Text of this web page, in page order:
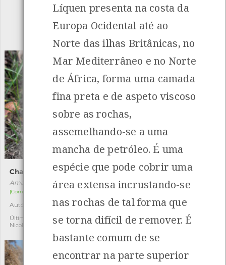
Espécies 4839 Observações
Chapéu-da-morte
Amanita phalloides
[Comum]
Autóctone
Última observação por:
Nicole Viana
3
Amieiro
Alnus glutinosa
Autóctone
Última observação por: Maria
Leonor Silva
Líquen presenta na costa da
Europa Ocidental até ao
Norte das ilhas Britânicas, no
Mar Mediterrâneo e no Norte
de África, forma uma camada
fina preta e de aspeto viscoso
sobre as rochas,
assemelhando-se a uma
mancha de petróleo. É uma
espécie que pode cobrir uma
área extensa incrustando-se
nas rochas de tal forma que
se torna difícil de remover. É
bastante comum de se
encontrar na parte superior